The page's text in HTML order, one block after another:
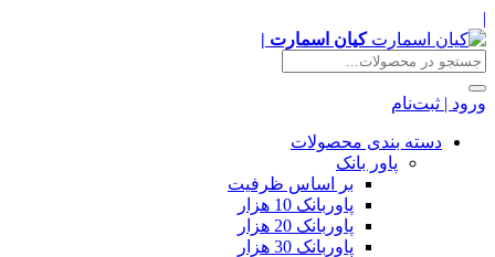
|
کیان اسمارت |
ورود | ثبت‌نام
دسته بندی محصولات
پاور بانک
بر اساس ظرفیت
پاوربانک 10 هزار
پاوربانک 20 هزار
پاوربانک 30 هزار